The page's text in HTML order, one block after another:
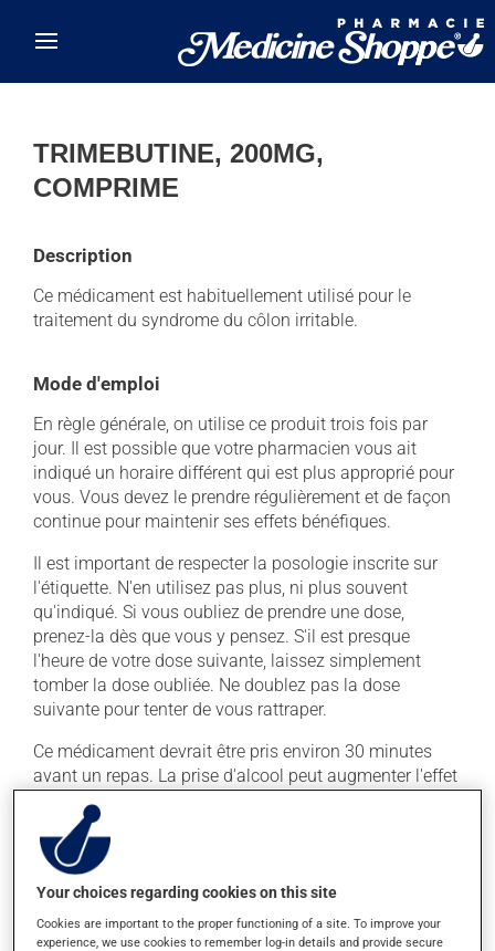
TRIMEBUTINE, 200MG,
COMPRIME
Description
Ce médicament est habituellement utilisé pour le
traitement du syndrome du côlon irritable.
Mode d'emploi
En règle générale, on utilise ce produit trois fois par
jour. Il est possible que votre pharmacien vous ait
indiqué un horaire différent qui est plus approprié pour
vous. Vous devez le prendre régulièrement et de façon
continue pour maintenir ses effets bénéfiques.
Il est important de respecter la posologie inscrite sur
l'étiquette. N'en utilisez pas plus, ni plus souvent
qu'indiqué. Si vous oubliez de prendre une dose,
prenez-la dès que vous y pensez. S'il est presque
l'heure de votre dose suivante, laissez simplement
tomber la dose oubliée. Ne doublez pas la dose
suivante pour tenter de vous rattraper.
Ce médicament devrait être pris environ 30 minutes
avant un repas. La prise d'alcool peut augmenter l'effet
de ce produit. Il est donc recommandé d'en
consommer avec modération. Afin de savoir quelle
quantité d'alcool vous est permise, veuillez en discuter
avec votre professionnel(le) de la santé.
Effets indésirables
Your choices regarding cookies on this site
Cookies are important to the proper functioning of a site. To improve your
experience, we use cookies to remember log-in details and provide secure